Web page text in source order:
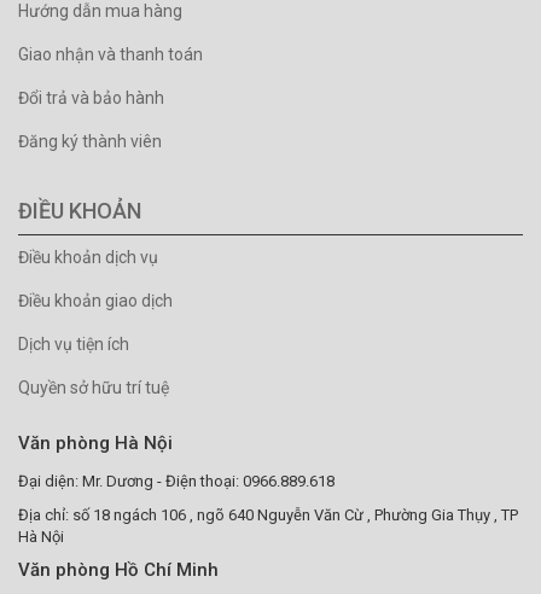
Hướng dẫn mua hàng
Giao nhận và thanh toán
Đổi trả và bảo hành
Đăng ký thành viên
ĐIỀU KHOẢN
Điều khoản dịch vụ
Điều khoản giao dịch
Dịch vụ tiện ích
Quyền sở hữu trí tuệ
Văn phòng Hà Nội
Đại diện: Mr. Dương - Điện thoại: 0966.889.618
Địa chỉ: số 18 ngách 106 , ngõ 640 Nguyễn Văn Cừ , Phường Gia Thụy , TP
Hà Nội
Văn phòng Hồ Chí Minh